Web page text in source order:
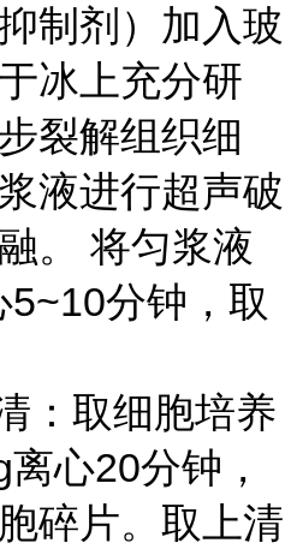
制剂）加入玻
冰上充分研
裂解组织细
液进行超声破
。 将匀浆液
5~10分钟，取
：取细胞培养
离心20分钟，
碎片。取上清